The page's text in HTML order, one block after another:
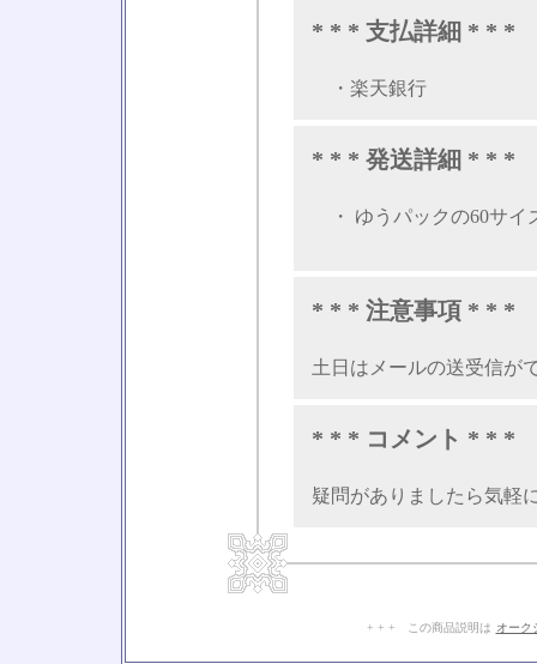
* * * 支払詳細 * * *
・楽天銀行
* * * 発送詳細 * * *
・ ゆうパックの60サイ
* * * 注意事項 * * *
土日はメールの送受信が
* * * コメント * * *
疑問がありましたら気軽
+ + + この商品説明は オーク